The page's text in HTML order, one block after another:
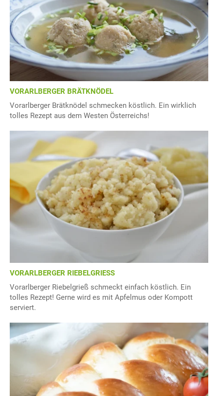
VORARLBERGER BRÄTKNÖDEL
Vorarlberger Brätknödel schmecken köstlich. Ein wirklich
tolles Rezept aus dem Westen Österreichs!
VORARLBERGER RIEBELGRIESS
Vorarlberger Riebelgrieß schmeckt einfach köstlich. Ein
tolles Rezept! Gerne wird es mit Apfelmus oder Kompott
serviert.